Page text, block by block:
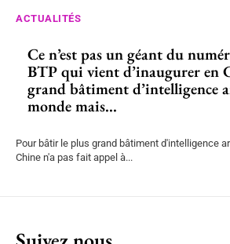
ACTUALITÉS
Ce n’est pas un géant du
BTP qui vient d’inaugurer en
grand bâtiment d’intelligence
monde mais...
Pour bâtir le plus grand bâtiment d'intelligence
Chine n'a pas fait appel à...